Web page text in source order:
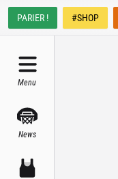
PARIER ! #SHOP
Menu
News